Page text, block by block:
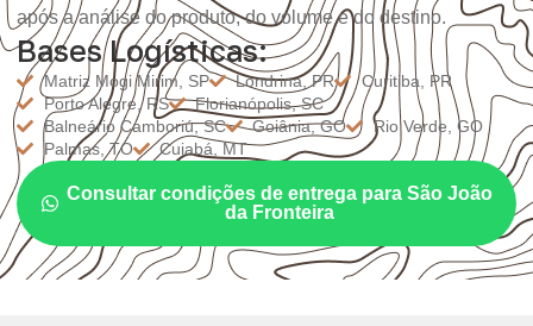
após a análise do produto, do volume e do destino.
Bases Logísticas:
Matriz Mogi Mirim, SP Londrina, PR
Curitiba, PR
Porto Alegre, RS
Florianópolis, SC
Balneário Camboriú, SC
Goiânia, GO
Rio Verde, GO
Palmas, TO
Cuiabá, MT
Consultar condições de entrega para São João
da Fronteira